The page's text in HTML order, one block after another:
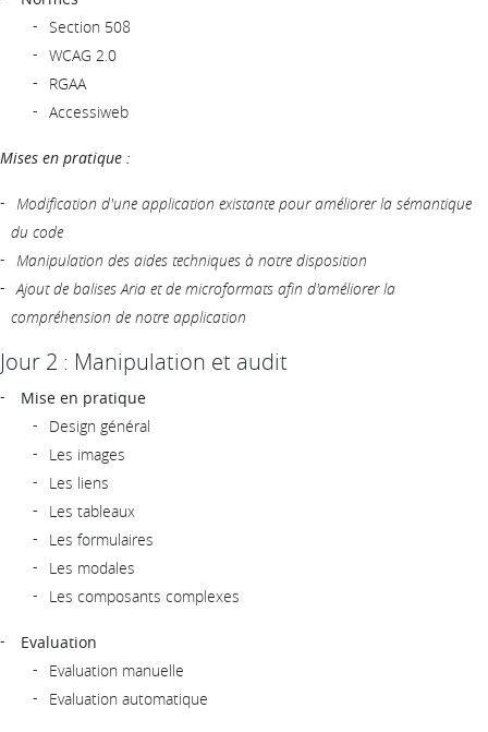
Section 508
WCAG 2.0
RGAA
Accessiweb
Mises en pratique :
Modification d'une application existante pour améliorer la sémantique
du code
Manipulation des aides techniques à notre disposition
Ajout de balises Aria et de microformats afin d'améliorer la
compréhension de notre application
Jour 2 : Manipulation et audit
Mise en pratique
Design général
Les images
Les liens
Les tableaux
Les formulaires
Les modales
Les composants complexes
Evaluation
Evaluation manuelle
Evaluation automatique